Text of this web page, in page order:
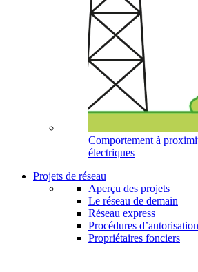
Comportement à
électriques
Projets de réseau
Aperçu des projets
Le réseau de demain
Réseau express
Procédures d’autorisation
Propriétaires fonciers